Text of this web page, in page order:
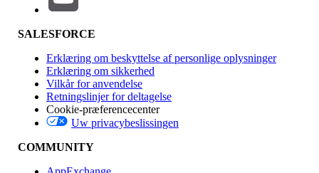
Funktionspåvirkning
Version
SALESFORCE
Erklæring om beskyttelse af personlige oplysninger
Erklæring om sikkerhed
Vilkår for anvendelse
Retningslinjer for deltagelse
Cookie-præferencecenter
Uw privacybeslissingen
COMMUNITY